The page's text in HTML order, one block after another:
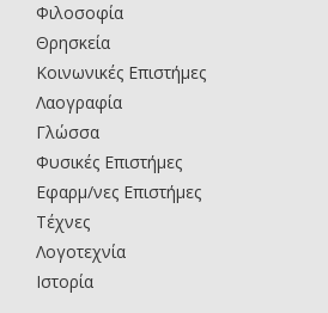
Φιλοσοφία
Θρησκεία
Κοινωνικές Επιστήμες
Λαογραφία
Γλώσσα
Φυσικές Επιστήμες
Εφαρμ/νες Επιστήμες
Τέχνες
Λογοτεχνία
Ιστορία